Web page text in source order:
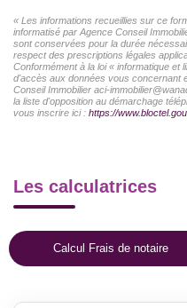
« Les informations recueillies sur ce
informatisé par Agence Conseil
sont conservées pour la durée
respect des prescriptions légales
Conformément à la loi « informatique
d'accès aux données vous concernant
Conseil Immobilier aci-
la liste d'opposition au démarchage
vous inscrire ici : https://
Les calculatrices
Calcul Frais de notaire